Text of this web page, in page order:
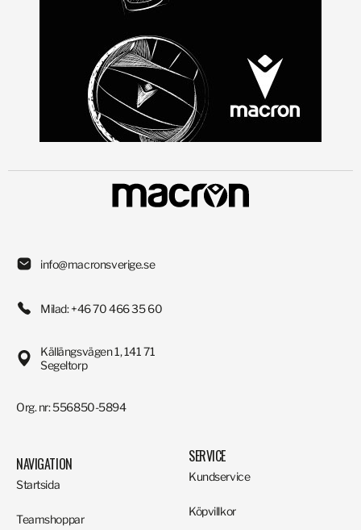
info@macronsverige.se
Milad: +46 70 466 35 60
Källängsvägen 1, 141 71
Segeltorp
Org. nr: 556850-5894
NAVIGATION
Startsida
Teamshoppar
SERVICE
Kundservice
Köpvillkor